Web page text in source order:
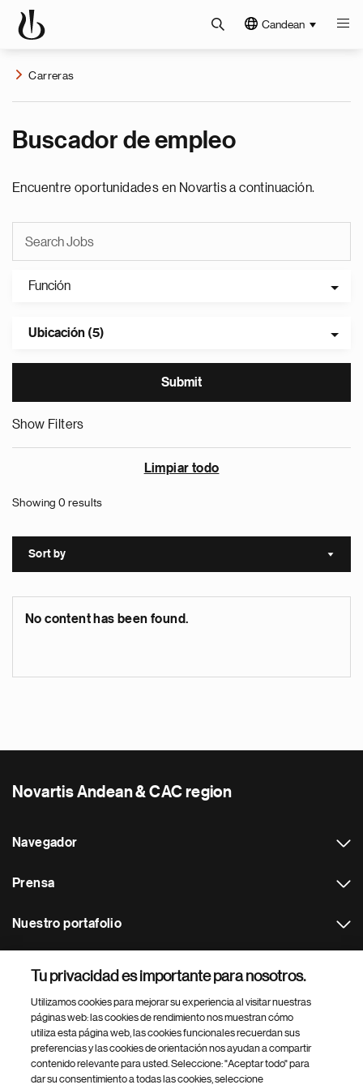
Candean
Carreras
Buscador de empleo
Encuentre oportunidades en Novartis a continuación.
Función
Ubicación (5)
Show Filters
Limpiar todo
Showing 0 results
Sort by Sort
No content has been found.
Novartis Andean & CAC region
Navegador
Prensa
Nuestro portafolio
Footer Site Search
Tu privacidad es importante para nosotros.
Utilizamos cookies para mejorar su experiencia al visitar nuestras
páginas web: las cookies de rendimiento nos muestran cómo
utiliza esta página web, las cookies funcionales recuerdan sus
preferencias y las cookies de orientación nos ayudan a compartir
contenido relevante para usted. Seleccione: "Aceptar todo" para
dar su consentimiento a todas las cookies, seleccione